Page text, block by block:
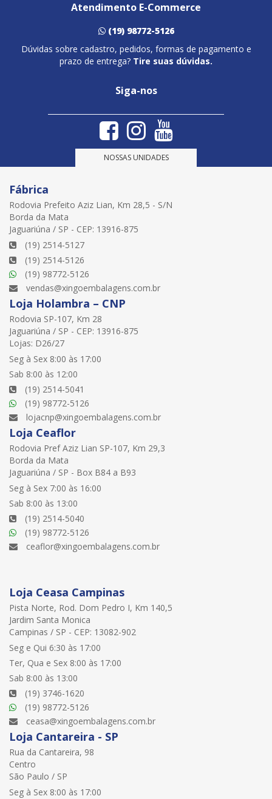
Atendimento E-Commerce
(19) 98772-5126
Dúvidas sobre cadastro, pedidos, formas de pagamento e
prazo de entrega? Tire suas dúvidas.
Siga-nos
NOSSAS UNIDADES
Fábrica
Rodovia Prefeito Aziz Lian, Km 28,5 - S/N
Borda da Mata
Jaguariúna / SP - CEP: 13916-875
(19) 2514-5127
(19) 2514-5126
(19) 98772-5126
vendas@xingoembalagens.com.br
Loja Holambra – CNP
Rodovia SP-107, Km 28
Jaguariúna / SP - CEP: 13916-875
Lojas: D26/27
Seg à Sex 8:00 às 17:00
Sab 8:00 às 12:00
(19) 2514-5041
(19) 98772-5126
lojacnp@xingoembalagens.com.br
Loja Ceaflor
Rodovia Pref Aziz Lian SP-107, Km 29,3
Borda da Mata
Jaguariúna / SP - Box B84 a B93
Seg à Sex 7:00 às 16:00
Sab 8:00 às 13:00
(19) 2514-5040
(19) 98772-5126
ceaflor@xingoembalagens.com.br
Loja Ceasa Campinas
Pista Norte, Rod. Dom Pedro I, Km 140,5
Jardim Santa Monica
Campinas / SP - CEP: 13082-902
Seg e Qui 6:30 às 17:00
Ter, Qua e Sex 8:00 às 17:00
Sab 8:00 às 13:00
(19) 3746-1620
(19) 98772-5126
ceasa@xingoembalagens.com.br
Loja Cantareira - SP
Rua da Cantareira, 98
Centro
São Paulo / SP
Seg à Sex 8:00 às 17:00